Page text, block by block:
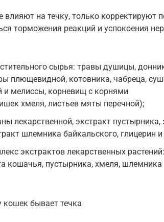
на течку, только корректируют
торможения реакций и успокоения
сырья: травы душицы,
плющевидной, котовника, чабреца,
и мелиссы, корневищ с корнями
хмеля, листьев мяты перечной);
лекарственной, экстракт пустырника,
шлемника байкальского, глицерин
экстрактов лекарственных растений:
кошачья, пустырника, хмеля, шлемника
кошек бывает течка